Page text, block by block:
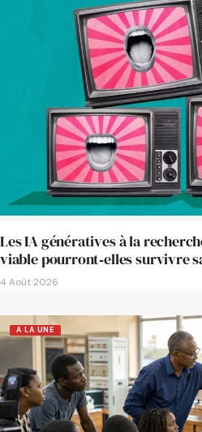
Les IA génératives à la
viable pourront‑elles survivre
4 Août 2026
A LA UNE